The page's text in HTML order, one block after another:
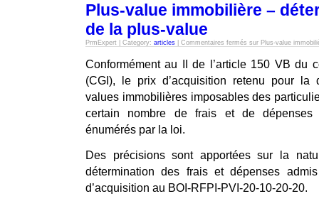
Plus-value immobilière –
de la plus-value
PrmExpert | Category: articles Commentaires fermés sur Plus-value
Conformément au II de l’article 150 VB du
(CGI), le prix d’acquisition retenu pour la
values immobilières imposables des
certain nombre de frais et de dépenses
énumérés par la loi.
Des précisions sont apportées sur la
détermination des frais et dépenses
d’acquisition au BOI-RFPI-PVI-20-10-20-20.